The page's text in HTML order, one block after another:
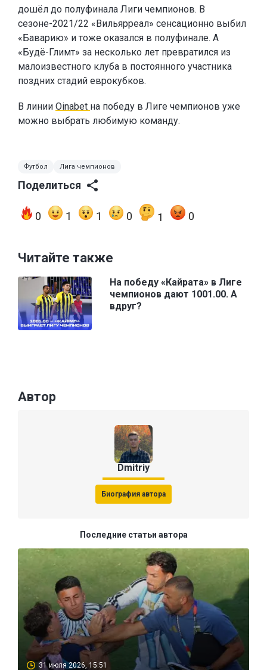
дошёл до полуфинала Лиги чемпионов. В
сезоне-2021/22 «Вильярреал» сенсационно выбил
«Баварию» и тоже оказался в полуфинале. А
«Будё-Глимт» за несколько лет превратился из
малоизвестного клуба в постоянного участника
поздних стадий еврокубков.
В линии Oinabet на победу в Лиге чемпионов уже
можно выбрать любимую команду.
Футбол Лига чемпионов
Поделиться
0 1 1 0 1 0
Читайте также
На победу «Кайрата» в Лиге
чемпионов дают 1001.00. А
вдруг?
Автор
Dmitriy
Биография автора
Последние статьи автора
31 июля 2026, 15:51